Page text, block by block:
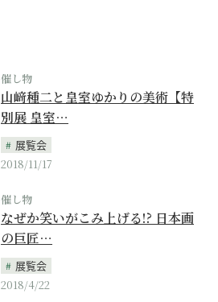
催し物
山﨑種二と皇室ゆかりの美術【特
別展 皇室…
展覧会
2018/11/17
催し物
なぜか笑いがこみ上げる!? 日本画
の巨匠…
展覧会
2018/4/22